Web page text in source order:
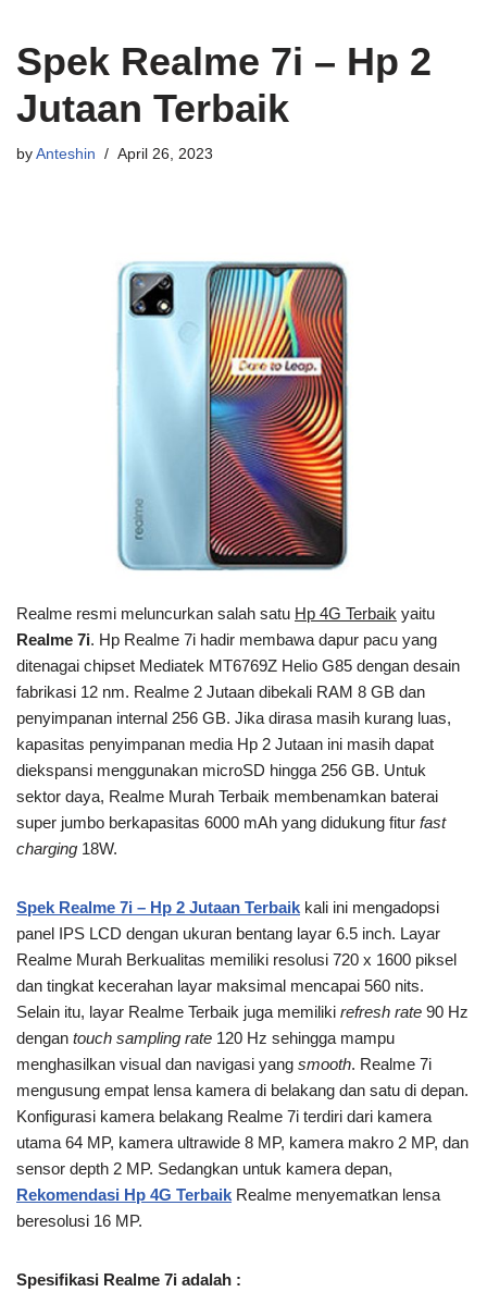
Spek Realme 7i – Hp 2
Jutaan Terbaik
by Anteshin April 26, 2023
Realme resmi meluncurkan salah satu Hp 4G Terbaik yaitu
Realme 7i. Hp Realme 7i hadir membawa dapur pacu yang
ditenagai chipset Mediatek MT6769Z Helio G85 dengan desain
fabrikasi 12 nm. Realme 2 Jutaan dibekali RAM 8 GB dan
penyimpanan internal 256 GB. Jika dirasa masih kurang luas,
kapasitas penyimpanan media Hp 2 Jutaan ini masih dapat
diekspansi menggunakan microSD hingga 256 GB. Untuk
sektor daya, Realme Murah Terbaik membenamkan baterai
super jumbo berkapasitas 6000 mAh yang didukung fitur fast
charging 18W.
Spek Realme 7i – Hp 2 Jutaan Terbaik kali ini mengadopsi
panel IPS LCD dengan ukuran bentang layar 6.5 inch. Layar
Realme Murah Berkualitas memiliki resolusi 720 x 1600 piksel
dan tingkat kecerahan layar maksimal mencapai 560 nits.
Selain itu, layar Realme Terbaik juga memiliki refresh rate 90 Hz
dengan touch sampling rate 120 Hz sehingga mampu
menghasilkan visual dan navigasi yang smooth. Realme 7i
mengusung empat lensa kamera di belakang dan satu di depan.
Konfigurasi kamera belakang Realme 7i terdiri dari kamera
utama 64 MP, kamera ultrawide 8 MP, kamera makro 2 MP, dan
sensor depth 2 MP. Sedangkan untuk kamera depan,
Rekomendasi Hp 4G Terbaik Realme menyematkan lensa
beresolusi 16 MP.
Spesifikasi Realme 7i adalah :